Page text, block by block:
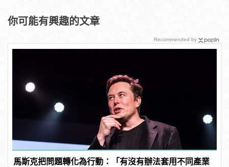
你可能有興趣的文章
馬斯克把問題轉化為行動：「有沒有辦法套用不同產業
Recommended by